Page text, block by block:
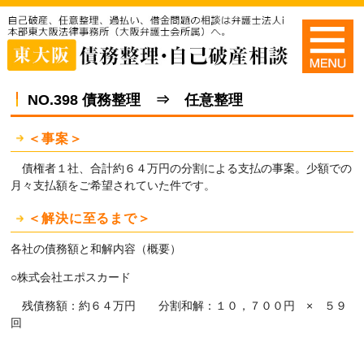
NO.398 債務整理 ⇒ 任意整理
＜事案＞
債権者１社、合計約６４万円の分割による支払の事案。少額での
月々支払額をご希望されていた件です。
＜解決に至るまで＞
各社の債務額と和解内容（概要）
○株式会社エポスカード
残債務額：約６４万円 分割和解：１０，７００円 × ５９
回